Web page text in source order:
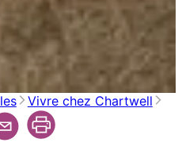
Vivre chez Chartwell